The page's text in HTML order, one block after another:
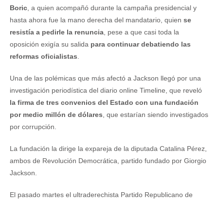
Boric , a quien acompañó durante la campaña presidencial y
hasta ahora fue la mano derecha del mandatario, quien se
resistía a pedirle la renuncia , pese a que casi toda la
oposición exigía su salida para continuar debatiendo las
reformas oficialistas
Una de las polémicas que más afectó a Jackson llegó por una
investigación periodística del diario online Timeline, que reveló
la firma de tres convenios del Estado con una fundación
por medio millón de dólares , que estarían siendo investigados
por corrupción.
La fundación la dirige la expareja de la diputada Catalina Pérez,
ambos de Revolución Democrática, partido fundado por Giorgio
Jackson.
El pasado martes el ultraderechista Partido Republicano de